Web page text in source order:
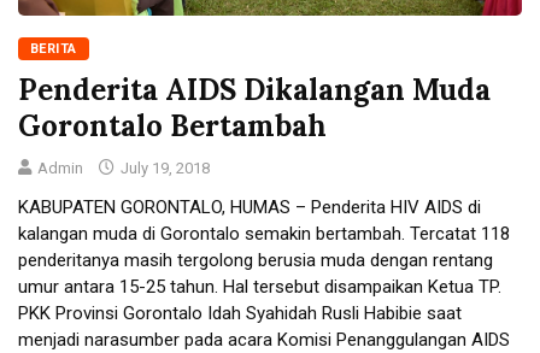
BERITA
Penderita AIDS Dikalangan Muda
Gorontalo Bertambah
Admin July 19, 2018
KABUPATEN GORONTALO, HUMAS – Penderita HIV AIDS di
kalangan muda di Gorontalo semakin bertambah. Tercatat 118
penderitanya masih tergolong berusia muda dengan rentang
umur antara 15-25 tahun. Hal tersebut disampaikan Ketua TP.
PKK Provinsi Gorontalo Idah Syahidah Rusli Habibie saat
menjadi narasumber pada acara Komisi Penanggulangan AIDS